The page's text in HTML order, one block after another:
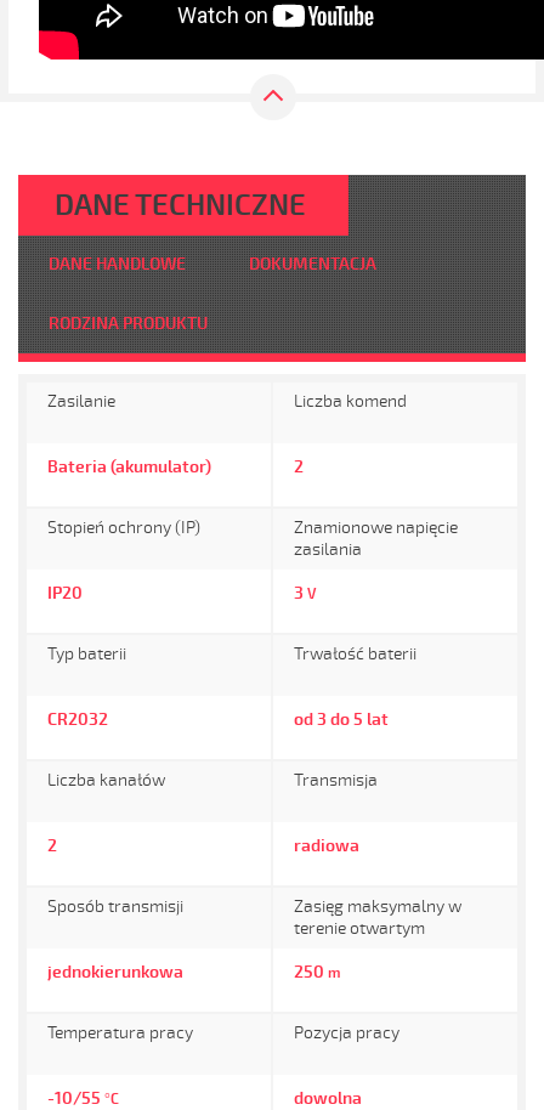
DANE TECHNICZNE
DANE HANDLOWE DOKUMENTACJA
RODZINA PRODUKTU
Zasilanie
Bateria (akumulator)
Liczba komend
2
Stopień ochrony (IP)
IP20
Znamionowe napięcie
zasilania
3 V
Typ baterii
CR2032
Trwałość baterii
od 3 do 5 lat
Liczba kanałów
2
Transmisja
radiowa
Sposób transmisji
jednokierunkowa
Zasięg maksymalny w
terenie otwartym
250 m
Temperatura pracy
-10/55 °C
Pozycja pracy
dowolna